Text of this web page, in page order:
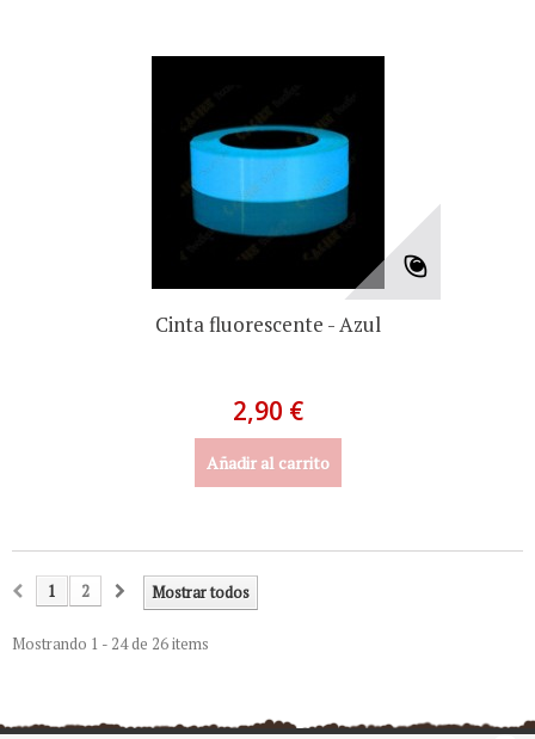
Cinta fluorescente - Azul
2,90 €
Añadir al carrito
Mostrar todos
1 2
Mostrando 1 - 24 de 26 items